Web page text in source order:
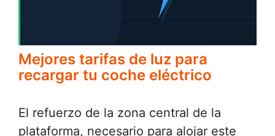
Mejores tarifas de luz para
recargar tu coche eléctrico
El refuerzo de la zona central de la
plataforma, necesario para alojar este